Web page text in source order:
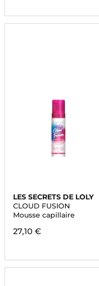
LES SECRETS DE LOLY
CLOUD FUSION
Mousse capillaire
27,10 €